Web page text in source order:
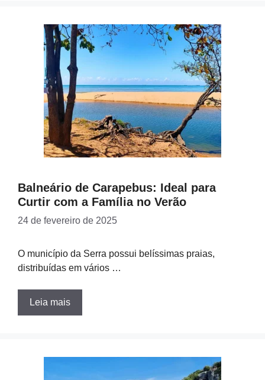
Balneário de Carapebus: Ideal para
Curtir com a Família no Verão
24 de fevereiro de 2025
O município da Serra possui belíssimas praias,
distribuídas em vários …
Leia mais